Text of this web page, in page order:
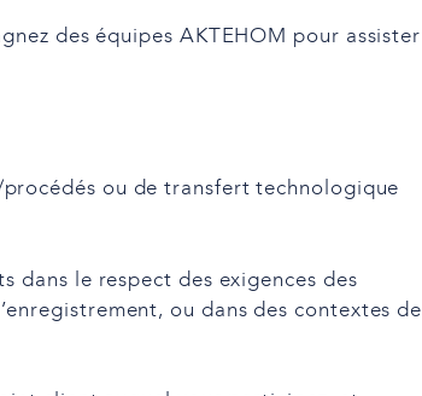
des équipes AKTEHOM pour assister
ou de transfert technologique
dans le respect des exigences des
ou dans des contextes de